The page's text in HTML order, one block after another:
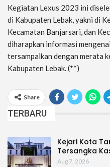
Kegiatan Lexus 2023 ini
di Kabupaten Lebak, yakni di
Kecamatan Banjarsari, dan
diharapkan informasi
tersampaikan dengan merata
Kabupaten Lebak. (**)
Share
TERBARU
Kejari Kota
Tersangka
Aug 7, 2026